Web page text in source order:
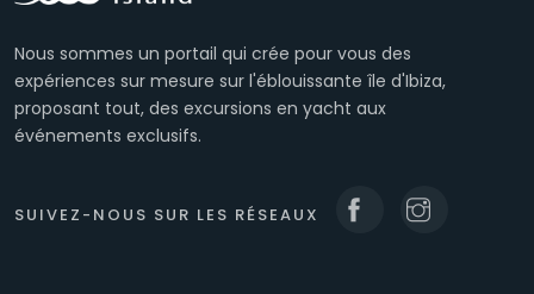
Nous sommes un portail qui crée pour vous des
expériences sur mesure sur l'éblouissante île d'Ibiza,
proposant tout, des excursions en yacht aux
événements exclusifs.
SUIVEZ-NOUS SUR LES RÉSEAUX